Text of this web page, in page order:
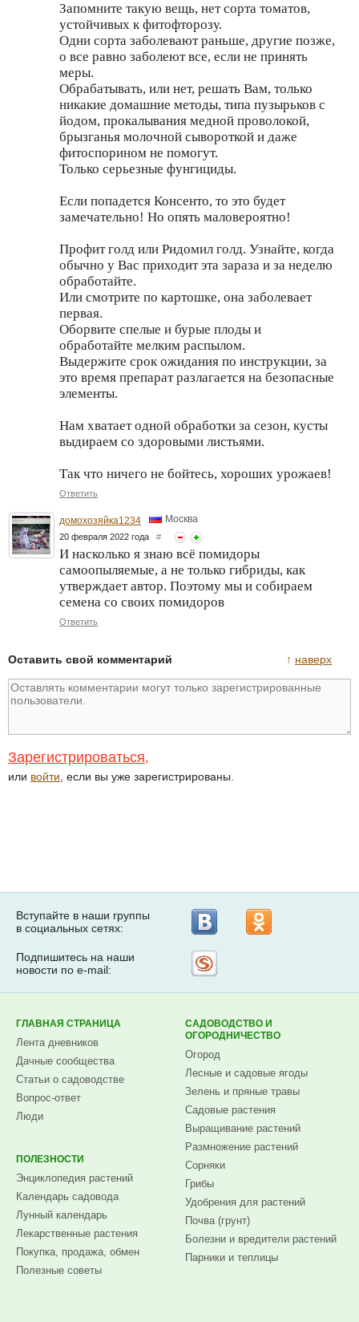
Запомните такую вещь, нет сорта томатов,
устойчивых к фитофторозу.
Одни сорта заболевают раньше, другие позже,
о все равно заболеют все, если не принять
меры.
Обрабатывать, или нет, решать Вам, только
никакие домашние методы, типа пузырьков с
йодом, прокалывания медной проволокой,
брызганья молочной сывороткой и даже
фитоспорином не помогут.
Только серьезные фунгициды.
Если попадется Консенто, то это будет
замечательно! Но опять маловероятно!
Профит голд или Ридомил голд. Узнайте, когда
обычно у Вас приходит эта зараза и за неделю
обработайте.
Или смотрите по картошке, она заболевает
первая.
Оборвите спелые и бурые плоды и
обработайте мелким распылом.
Выдержите срок ожидания по инструкции, за
это время препарат разлагается на безопасные
элементы.
Нам хватает одной обработки за сезон, кусты
выдираем со здоровыми листьями.
Так что ничего не бойтесь, хороших урожаев!
Ответить
домохозяйка1234 Москва
20 февраля 2022 года #
И насколько я знаю всё помидоры
самоопыляемые, а не только гибриды, как
утверждает автор. Поэтому мы и собираем
семена со своих помидоров
Ответить
↑ наверх
Оставить свой комментарий
Зарегистрироваться,
или войти , если вы уже зарегистрированы.
Вступайте в наши группы
в социальных сетях:
Подпишитесь на наши
новости по e-mail:
ГЛАВНАЯ СТРАНИЦА
Лента дневников
Дачные сообщества
Статьи о садоводстве
Вопрос-ответ
Люди
ПОЛЕЗНОСТИ
Энциклопедия растений
Календарь садовода
Лунный календарь
Лекарственные растения
Покупка, продажа, обмен
Полезные советы
САДОВОДСТВО И
ОГОРОДНИЧЕСТВО
Огород
Лесные и садовые ягоды
Зелень и пряные травы
Садовые растения
Выращивание растений
Размножение растений
Сорняки
Грибы
Удобрения для растений
Почва (грунт)
Болезни и вредители растений
Парники и теплицы